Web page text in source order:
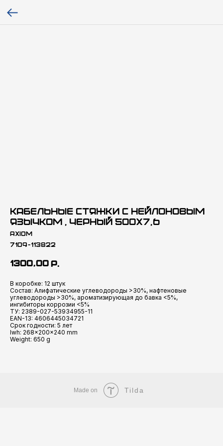
Кабельные стяжки с нейлоновым
язычком , черный 500x7,6
AXIOM
7109-113822
1300,00 р.
В коробке: 12 штук
Состав: Алифатические углеводороды >30%, нафтеновые
углеводороды >30%, ароматизирующая до бавка <5%,
ингибиторы коррозии <5%
ТУ: 2389-027-53934955-11
EAN-13: 4606445034721
Срок годности: 5 лет
lwh: 268x200x240 mm
Weight: 650 g
Made on Tilda